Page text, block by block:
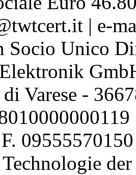
| e-
Socio Unico
Varese -
09555570150
Technologie